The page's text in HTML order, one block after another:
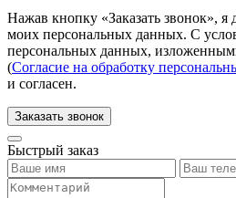
Нажав кнопку «Заказать звонок», я
моих персональных данных. С
персональных данных,
(Согласие на обработку
и согласен.
Заказать звонок
Быстрый заказ